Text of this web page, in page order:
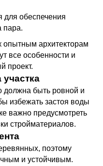
обеспечения
пара.
опытным архитекторам
все особенности и
проект.
должна быть ровной и
избежать застоя воды
важно предусмотреть
стройматериалов.
поэтому
и устойчивым.